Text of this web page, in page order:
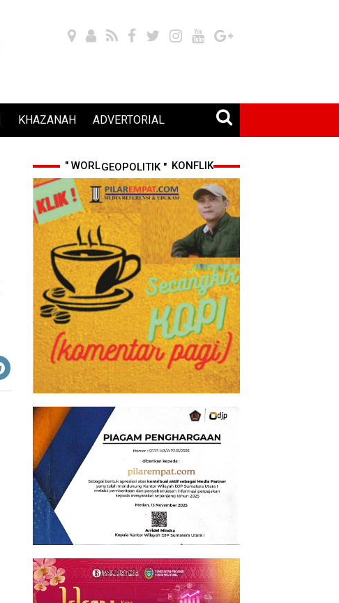
KHAZANAH ADVERTORIAL
" WORLD CUP 2026 & KONFLIK GEOPOLITIK "